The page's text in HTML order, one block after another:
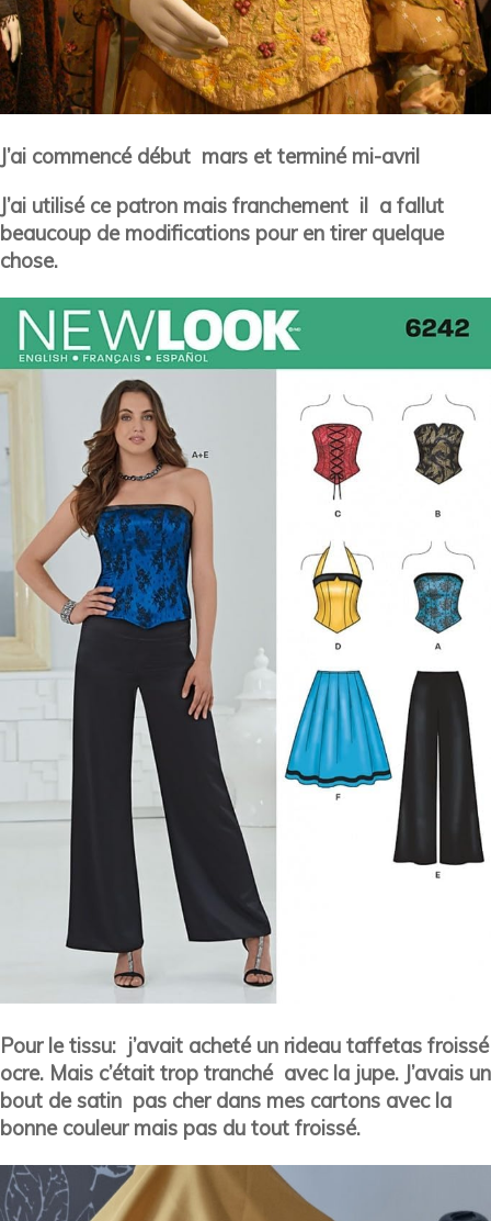
J’ai commencé début mars et terminé mi-avril
J’ai utilisé ce patron mais franchement il a fallut
beaucoup de modifications pour en tirer quelque
chose.
Pour le tissu: j’avait acheté un rideau taffetas froissé
ocre. Mais c’était trop tranché avec la jupe. J’avais un
bout de satin pas cher dans mes cartons avec la
bonne couleur mais pas du tout froissé.